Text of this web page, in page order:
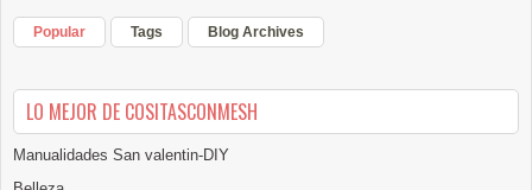
Popular Tags Blog Archives
LO MEJOR DE COSITASCONMESH
Manualidades San valentin-DIY